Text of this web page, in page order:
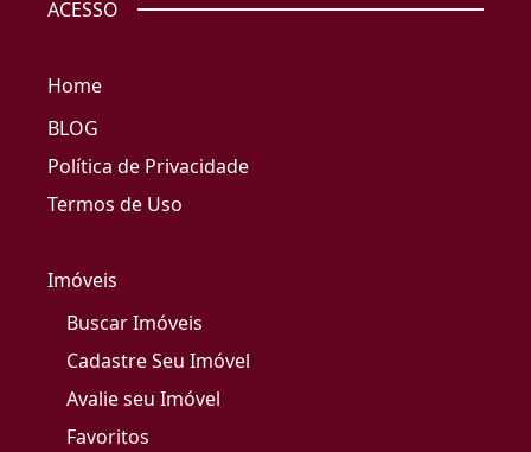
ACESSO
Home
BLOG
Política de Privacidade
Termos de Uso
Imóveis
Buscar Imóveis
Cadastre Seu Imóvel
Avalie seu Imóvel
Favoritos